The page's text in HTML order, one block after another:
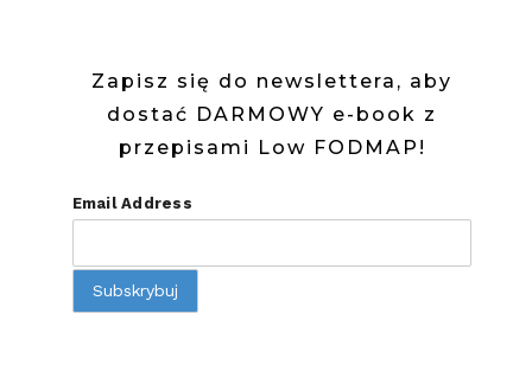
Zapisz się do newslettera, aby
dostać DARMOWY e-book z
przepisami Low FODMAP!
Email Address